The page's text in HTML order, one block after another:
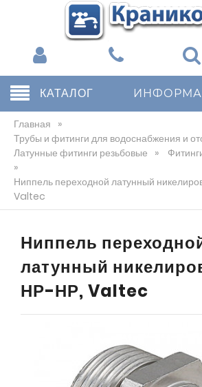
КАТАЛОГ
Главная »
Трубы и фитинги для водоснабжения и
Латунные фитинги резьбовые »
»
Ниппель переходной латунный
Valtec
Ниппель
латунный
НР-НР, Valtec